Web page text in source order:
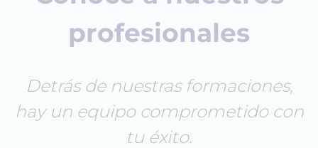
profesionales
Detrás de nuestras formaciones,
hay un equipo comprometido con
tu éxito.